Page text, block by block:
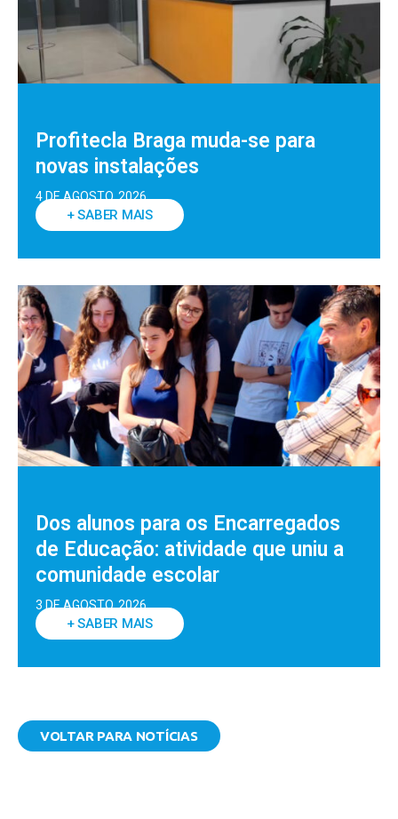
Profitecla Braga muda-se para
novas instalações
4 DE AGOSTO, 2026
+ SABER MAIS
Dos alunos para os Encarregados
de Educação: atividade que uniu a
comunidade escolar
3 DE AGOSTO, 2026
+ SABER MAIS
VOLTAR PARA NOTÍCIAS